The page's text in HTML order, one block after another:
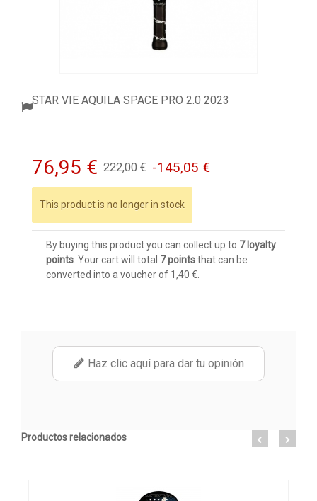
STAR VIE AQUILA SPACE PRO 2.0 2023
76,95 € 222,00 € -145,05 €
This product is no longer in stock
By buying this product you can collect up to 7loyalty
points . Your cart will total 7pointsthat can be
converted into a voucher of 1,40 €
Haz clic aquí para dar tu opinión
Productos relacionados